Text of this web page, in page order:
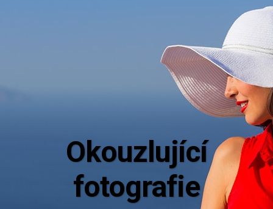
Aktuální
Mějte dokonalý přehled o novinkách z
nabízených destinací.